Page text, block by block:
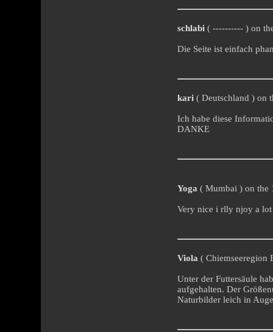
schlabi ( ---------- ) on
Die Seite ist einfach
kari ( Deutschland ) on
Ich habe diese
DANKE
Yoga ( Mumbai ) on the
Very nice i rlly njoy a lot
Viola ( Chiemseeregion
Unter der Futtersäule
aufgehalten. Der
Naturbilder leich in